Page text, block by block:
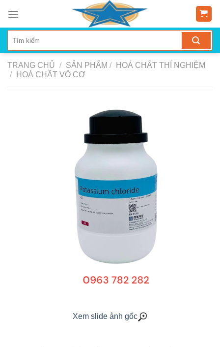
content
TRANG CHỦ / SẢN PHẨM /
HOÁ CHẤT THÍ NGHIỆM
/
HOÁ CHẤT VÔ CƠ
Xem slide ảnh gốc